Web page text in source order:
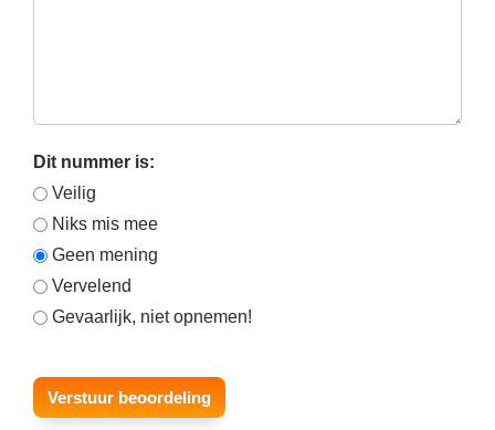
Dit nummer is:
Veilig
Niks mis mee
Geen mening
Vervelend
Gevaarlijk, niet opnemen!